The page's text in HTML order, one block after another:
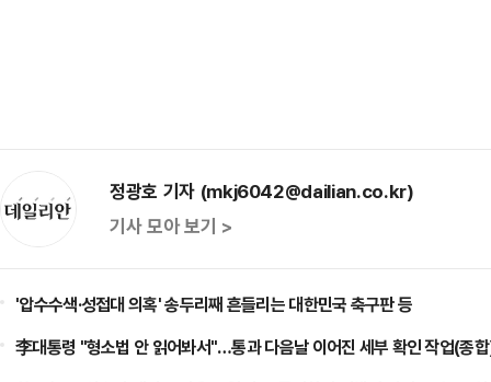
정광호 기자 (mkj6042@dailian.co.kr)
기사 모아 보기 >
'압수수색·성접대 의혹' 송두리째 흔들리는 대한민국 축구판 등
李대통령 "형소법 안 읽어봐서"…통과 다음날 이어진 세부 확인 작업(종